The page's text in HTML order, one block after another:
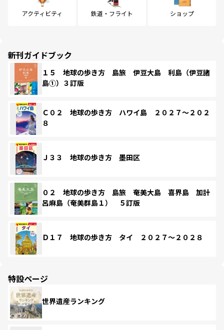
アクティビティ 鉄道・フライト ショップ
新刊ガイドブック
１５ 地球の歩き方 島旅 伊豆大島 利島（伊豆諸
島①）３訂版
Ｃ０２ 地球の歩き方 ハワイ島 ２０２７～２０２
８
Ｊ３３ 地球の歩き方 墨田区
０２ 地球の歩き方 島旅 奄美大島 喜界島 加計
呂麻島（奄美群島１） ５訂版
Ｄ１７ 地球の歩き方 タイ ２０２７～２０２８
特設ページ
世界遺産ランキング